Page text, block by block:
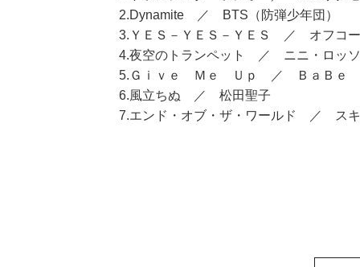
2.Dynamite ／ BTS（防弾少年団）
3.ＹＥＳ－ＹＥＳ－ＹＥＳ ／ オフコ
4.夜空のトランペット ／ ニニ・ロッソ
5.Ｇｉｖｅ Ｍｅ Ｕｐ ／ ＢａＢｅ
6.風立ちぬ ／ 松田聖子
7.エンド・オブ・ザ・ワールド ／ スキ